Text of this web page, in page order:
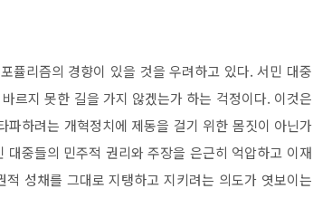
퓰리즘의 경향이 있을 것을 우려하고 있다.서민 대중
르지 못한 길을 가지 않겠는가 하는 걱정이다. 이것은
하려는 개혁정치에 제동을 걸기 위한 몸짓이 아닌가
대중들의 민주적 권리와 주장을 은근히 억압하고 이재
성채를 그대로 지탱하고 지키려는 의도가 엿보이는